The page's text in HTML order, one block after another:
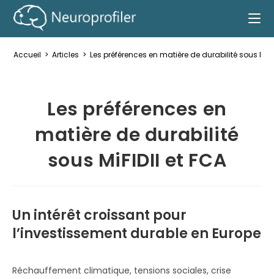
Accueil > Articles > Les préférences en matière de durabilité sous
Les préférences en
matière de durabilité
sous MiFIDII et FCA
Un intérêt croissant pour
l’investissement durable en Europe
Réchauffement climatique, tensions sociales, crise